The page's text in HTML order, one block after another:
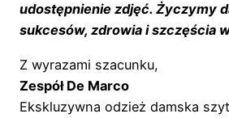
udostępnienie zdjęć. Życzymy
sukcesów, zdrowia i szczęścia
Z wyrazami szacunku,
Zespół De Marco
Ekskluzywna odzież damska